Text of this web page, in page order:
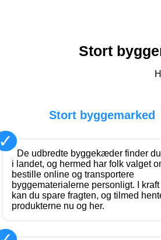
Stort
Stort byggemarked
✓
De udbredte byggekæder finder
i landet, og hermed har folk valget
bestille online og transportere
byggematerialerne personligt. I kraft
kan du spare fragten, og tilmed
produkterne nu og her.